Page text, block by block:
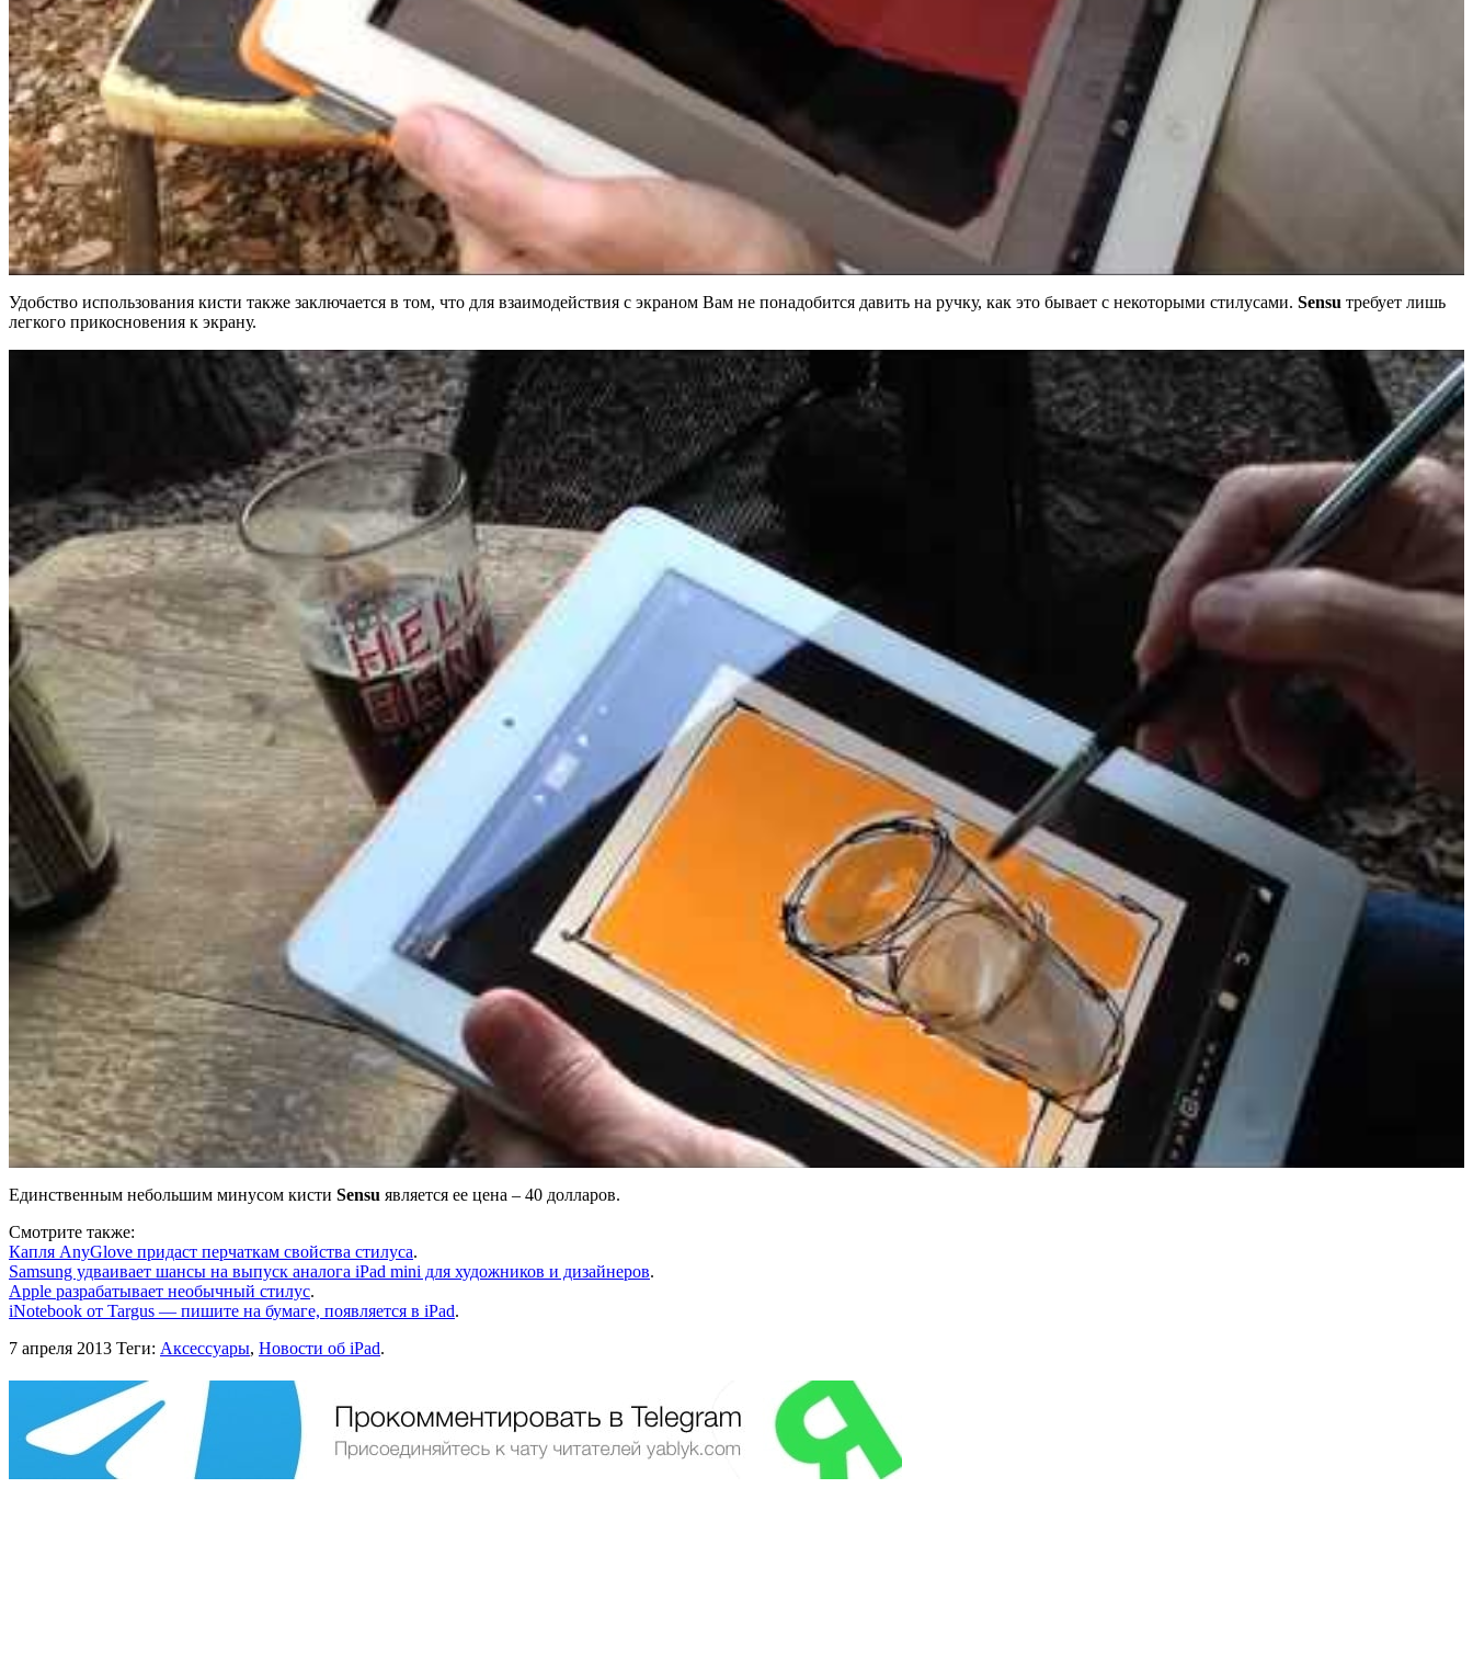
Удобство использования кисти также заключается в том, что для взаимодействия с экраном Вам не понадобится давить на ручку, как это бывает с некоторыми стилусами. Sensu требует лишь
легкого прикосновения к экрану.
Единственным небольшим минусом кисти Sensu является ее цена – 40 долларов.
Смотрите также:
Капля AnyGlove придаст перчаткам свойства стилуса.
Samsung удваивает шансы на выпуск аналога iPad mini для художников и дизайнеров.
Apple разрабатывает необычный стилус.
iNotebook от Targus — пишите на бумаге, появляется в iPad.
7 апреля 2013 Теги: Аксессуары, Новости об iPad.